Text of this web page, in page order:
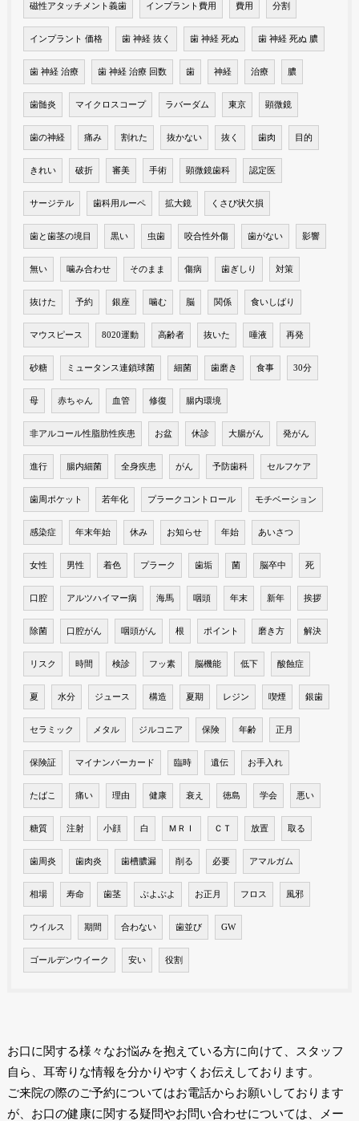
磁性アタッチメント義歯 インプラント費用 費用 分割
インプラント 価格 歯 神経 抜く 歯 神経 死ぬ 歯 神経 死ぬ 膿
歯 神経 治療 歯 神経 治療 回数 歯 神経 治療 膿
歯髄炎 マイクロスコープ ラバーダム 東京 顕微鏡
歯の神経 痛み 割れた 抜かない 抜く 歯肉 目的
きれい 破折 審美 手術 顕微鏡歯科 認定医
サージテル 歯科用ルーペ 拡大鏡 くさび状欠損
歯と歯茎の境目 黒い 虫歯 咬合性外傷 歯がない 影響
無い 噛み合わせ そのまま 傷病 歯ぎしり 対策
抜けた 予約 銀座 噛む 脳 関係 食いしばり
マウスピース 8020運動 高齢者 抜いた 唾液 再発
砂糖 ミュータンス連鎖球菌 細菌 歯磨き 食事 30分
母 赤ちゃん 血管 修復 腸内環境
非アルコール性脂肪性疾患 お盆 休診 大腸がん 発がん
進行 腸内細菌 全身疾患 がん 予防歯科 セルフケア
歯周ポケット 若年化 プラークコントロール モチベーション
感染症 年末年始 休み お知らせ 年始 あいさつ
女性 男性 着色 プラーク 歯垢 菌 脳卒中 死
口腔 アルツハイマー病 海馬 咽頭 年末 新年 挨拶
除菌 口腔がん 咽頭がん 根 ポイント 磨き方 解決
リスク 時間 検診 フッ素 脳機能 低下 酸蝕症
夏 水分 ジュース 構造 夏期 レジン 喫煙 銀歯
セラミック メタル ジルコニア 保険 年齢 正月
保険証 マイナンバーカード 臨時 遺伝 お手入れ
たばこ 痛い 理由 健康 衰え 徳島 学会 悪い
糖質 注射 小顔 白 ＭＲＩ ＣＴ 放置 取る
歯周炎 歯肉炎 歯槽膿漏 削る 必要 アマルガム
相場 寿命 歯茎 ぶよぶよ お正月 フロス 風邪
ウイルス 期間 合わない 歯並び GW
ゴールデンウイーク 安い 役割
お口に関する様々なお悩みを抱えている方に向けて、スタッフ
自ら、耳寄りな情報を分かりやすくお伝えしております。
ご来院の際のご予約についてはお電話からお願いしております
が、お口の健康に関する疑問やお問い合わせについては、メー